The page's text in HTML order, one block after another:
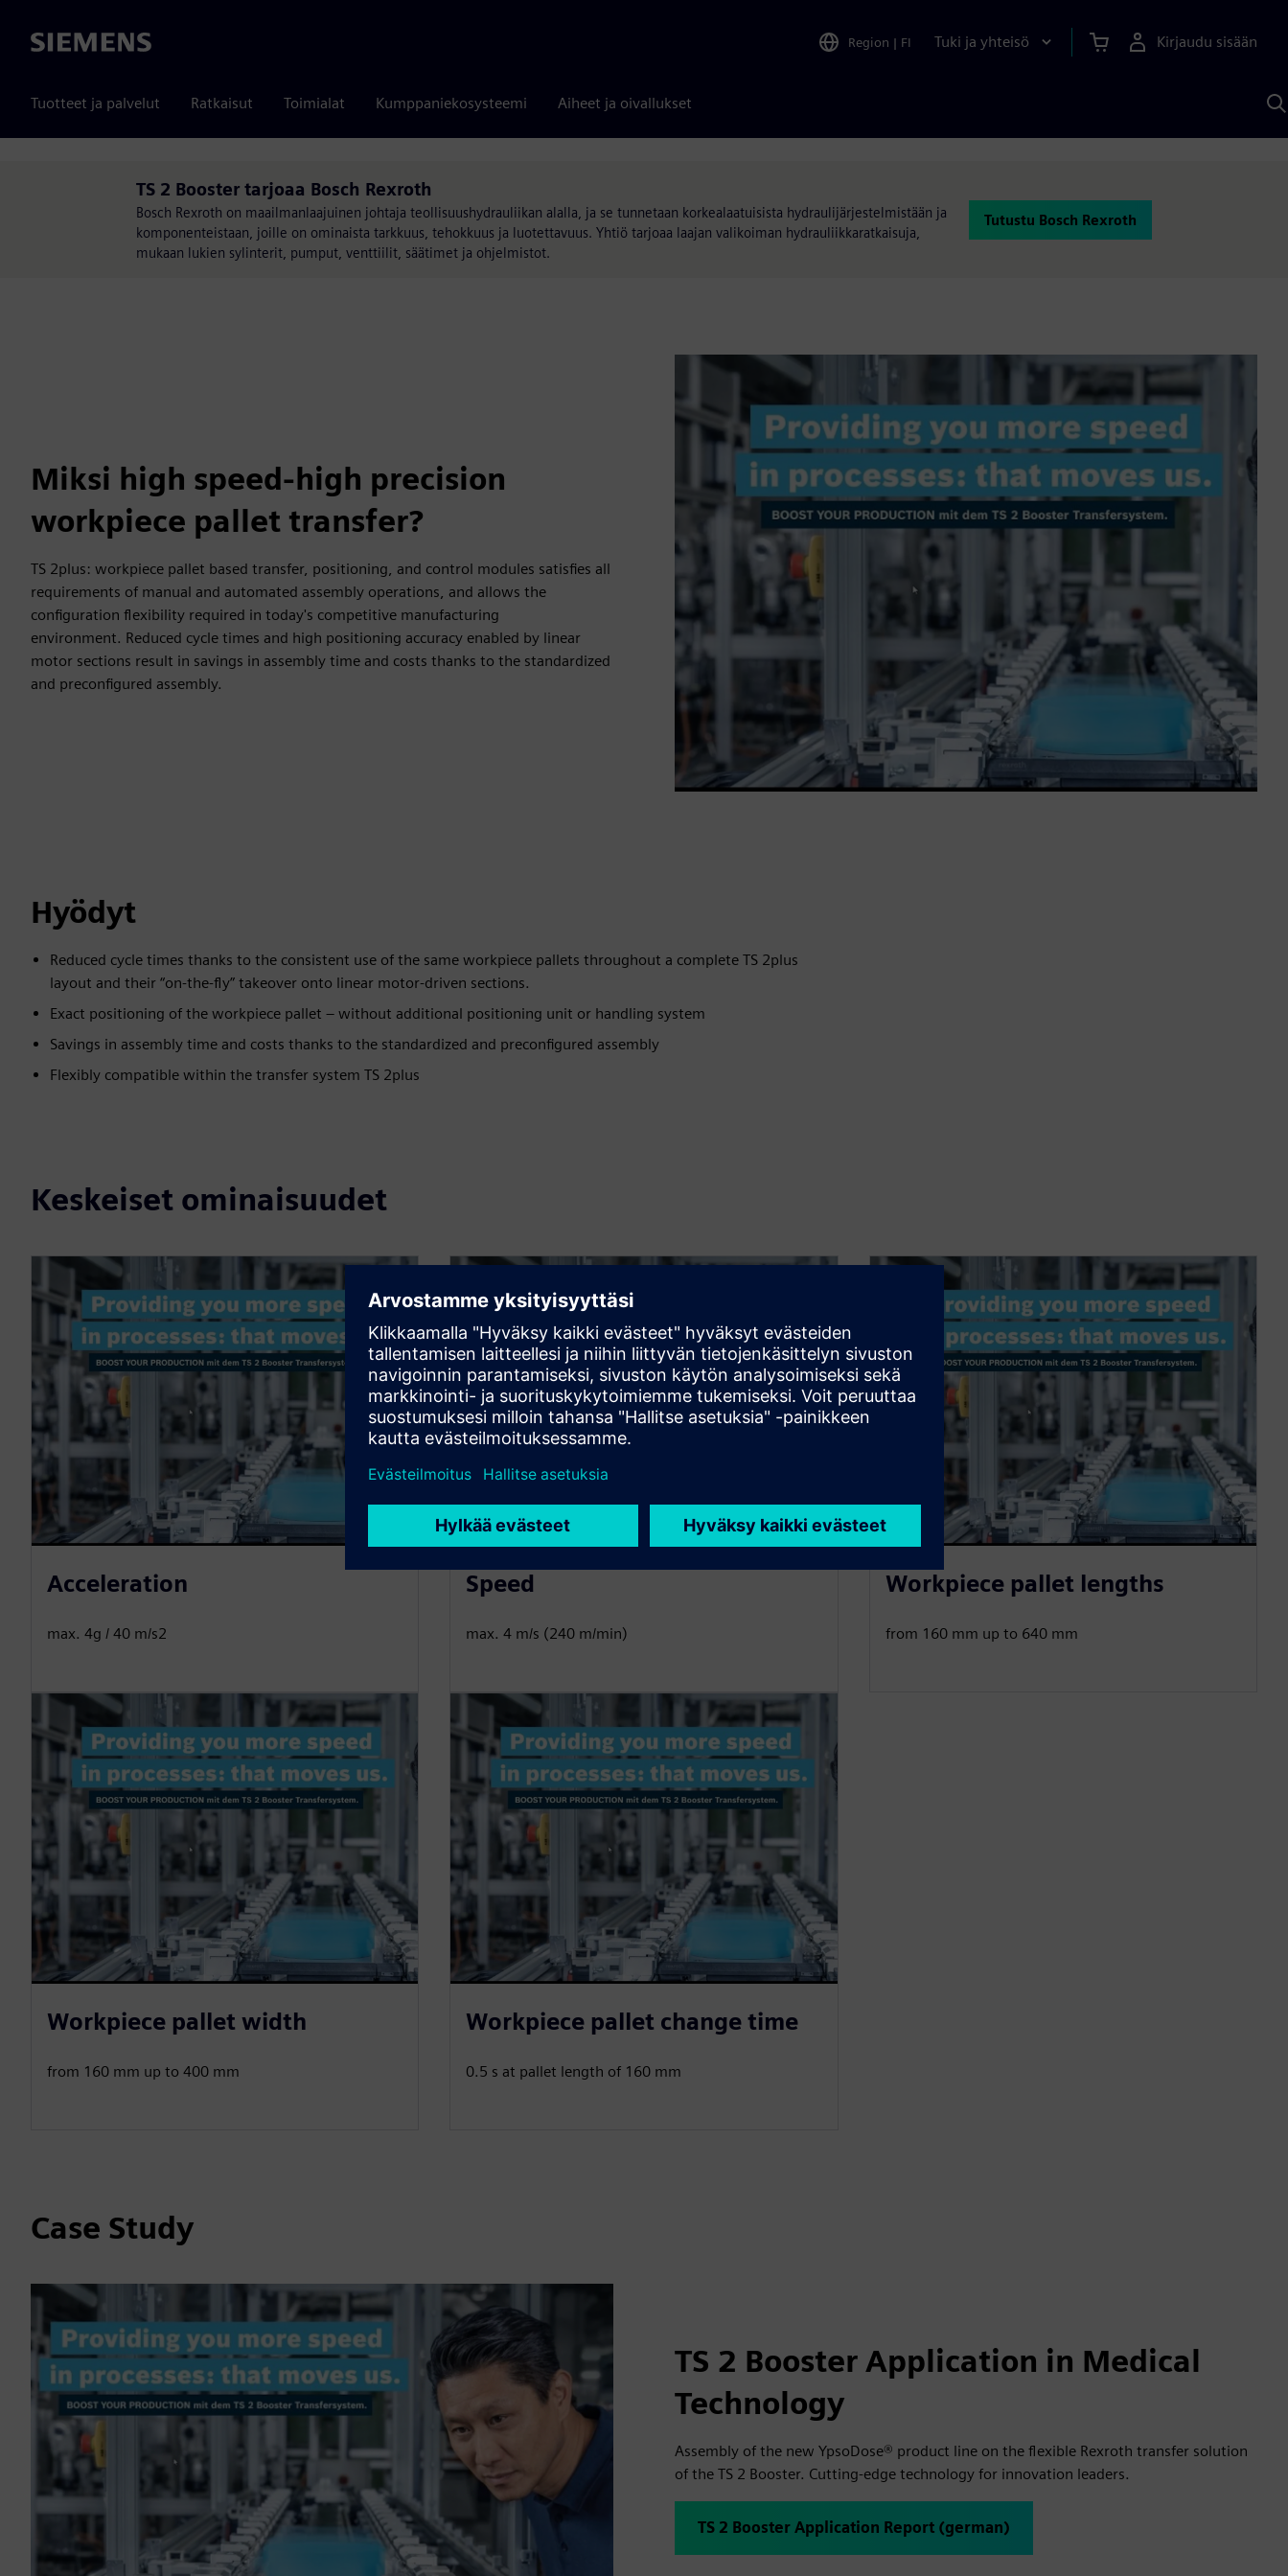
Siemens Region | FI Tuki ja yhteisö Kirjaudu sisään
Tuotteet ja palvelut Ratkaisut Toimialat Kumppaniekosysteemi Aiheet ja oivallukset
TS 2 Booster tarjoaa Bosch Rexroth
Bosch Rexroth on maailmanlaajuinen johtaja teollisuushydrauliikan alalla, ja se tunnetaan korkealaatuisista hydraulijärjestelmistään ja
komponenteistaan, joille on ominaista tarkkuus, tehokkuus ja luotettavuus. Yhtiö tarjoaa laajan valikoiman hydrauliikkaratkaisuja,
mukaan lukien sylinterit, pumput, venttiilit, säätimet ja ohjelmistot.
Tutustu Bosch Rexroth
Miksi high speed-high precision
workpiece pallet transfer?
TS 2plus: workpiece pallet based transfer, positioning, and control modules satisfies all
requirements of manual and automated assembly operations, and allows the
configuration flexibility required in today's competitive manufacturing
environment. Reduced cycle times and high positioning accuracy enabled by linear
motor sections result in savings in assembly time and costs thanks to the standardized
and preconfigured assembly.
Hyödyt
Reduced cycle times thanks to the consistent use of the same workpiece pallets throughout a complete TS 2plus
layout and their “on-the-fly” takeover onto linear motor-driven sections.
Exact positioning of the workpiece pallet – without additional positioning unit or handling system
Savings in assembly time and costs thanks to the standardized and preconfigured assembly
Flexibly compatible within the transfer system TS 2plus
Keskeiset ominaisuudet
Acceleration
max. 4g / 40 m/s2
Speed
max. 4 m/s (240 m/min)
Workpiece pallet lengths
from 160 mm up to 640 mm
Workpiece pallet width
from 160 mm up to 400 mm
Workpiece pallet change time
0.5 s at pallet length of 160 mm
Case Study
TS 2 Booster Application in Medical
Technology
Assembly of the new YpsoDose® product line on the flexible Rexroth transfer solution
of the TS 2 Booster. Cutting-edge technology for innovation leaders.
TS 2 Booster Application Report (german)